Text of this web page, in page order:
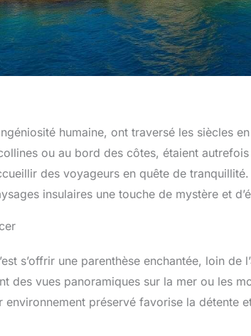
humaine, ont traversé les siècles
ou au bord des côtes, étaient
des voyageurs en quête de
insulaires une touche de mystère et
s’offrir une parenthèse enchantée, loin de
des vues panoramiques sur la mer ou les
préservé favorise la détente